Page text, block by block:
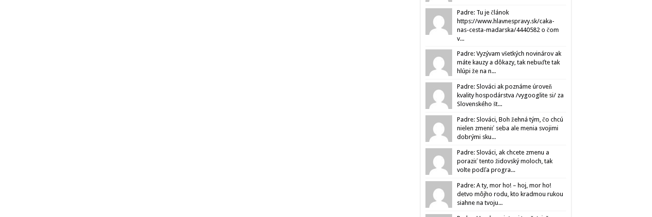
Padre: Tu je článok
https://www.hlavnespravy.sk/caka-
nas-cesta-madarska/4440582 o čom
v...
Padre: Vyzývam všetkých novinárov ak
máte kauzy a dôkazy, tak nebuďte tak
hlúpi že na n...
Padre: Slováci ak poznáme úroveň
kvality hospodárstva /vygooglite si/ za
Slovenského št...
Padre: Slováci, Boh žehná tým, čo chcú
nielen zmeniť seba ale menia svojimi
dobrými sku...
Padre: Slováci, ak chcete zmenu a
poraziť tento židovský moloch, tak
volte podľa progra...
Padre: A ty, mor ho! – hoj, mor ho!
detvo môjho rodu, kto kradmou rukou
siahne na tvoju...